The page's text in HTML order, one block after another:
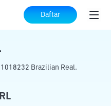
Daftar
BRL
Brazilian Real.